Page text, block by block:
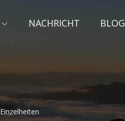
NACHRICHT BLOG
Einzelheiten